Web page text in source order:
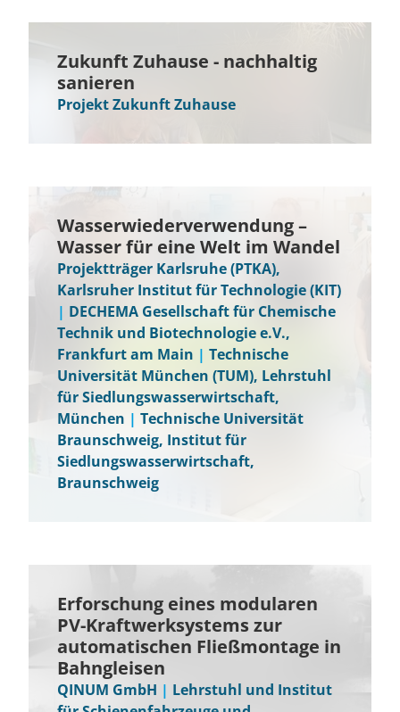
Zukunft Zuhause - nachhaltig
sanieren
Projekt Zukunft Zuhause
Wasserwiederverwendung –
Wasser für eine Welt im Wandel
Projektträger Karlsruhe (PTKA),
Karlsruher Institut für Technologie (KIT)
| DECHEMA Gesellschaft für Chemische
Technik und Biotechnologie e.V.,
Frankfurt am Main | Technische
Universität München (TUM), Lehrstuhl
für Siedlungswasserwirtschaft,
München | Technische Universität
Braunschweig, Institut für
Siedlungswasserwirtschaft,
Braunschweig
Erforschung eines modularen
PV-Kraftwerksystems zur
automatischen Fließmontage in
Bahngleisen
QINUM GmbH | Lehrstuhl und Institut